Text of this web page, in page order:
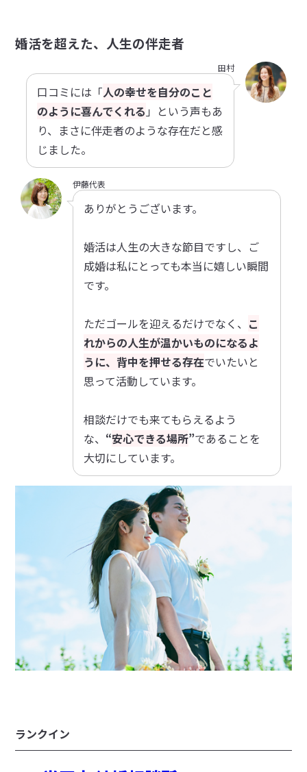
婚活を超えた、人生の伴走者
田村
口コミには「人の幸せを自分のこと
のように喜んでくれる 」という声もあ
り、まさに伴走者のような存在だと感
じました。
伊藤代表
ありがとうございます。
婚活は人生の大きな節目ですし、ご
成婚は私にとっても本当に嬉しい瞬間
です。
ただゴールを迎えるだけでなく、 こ
れからの人生が温かいものになるよ
うに、背中を押せる存在でいたいと
思って活動しています。
相談だけでも来てもらえるよう
な、 “安心できる場所”であることを
大切にしています。
ランクイン